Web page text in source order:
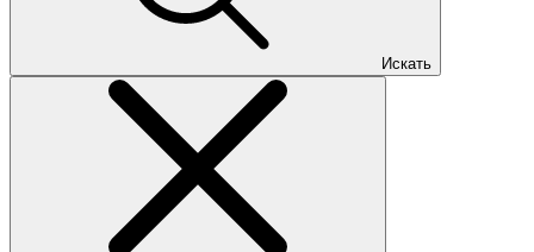
Искать